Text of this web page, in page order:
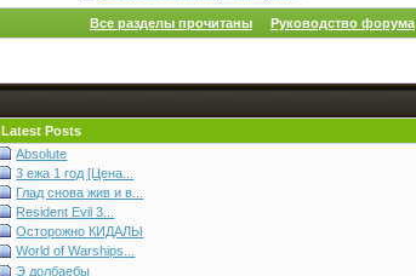
Все разделы прочитаны Руководство форума
Latest Posts
Absolute
3 ежа 1 год [Цена...
Глад снова жив и в...
Resident Evil 3...
Осторожно КИДАЛЫ
World of Warships...
Э долбаебы